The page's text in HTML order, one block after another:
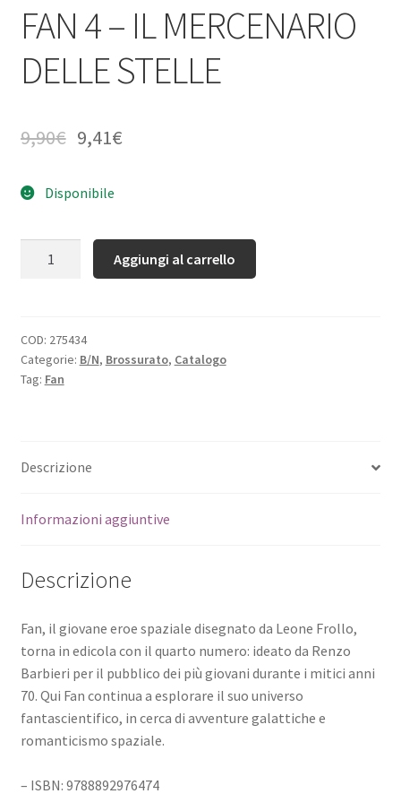
FAN 4 – IL MERCENARIO
DELLE STELLE
9,90€ 9,41€
Disponibile
Aggiungi al carrello
COD: 275434
Categorie: B/N, Brossurato, Catalogo
Tag: Fan
Descrizione
Informazioni aggiuntive
Descrizione
Fan, il giovane eroe spaziale disegnato da Leone Frollo,
torna in edicola con il quarto numero: ideato da Renzo
Barbieri per il pubblico dei più giovani durante i mitici anni
70. Qui Fan continua a esplorare il suo universo
fantascientifico, in cerca di avventure galattiche e
romanticismo spaziale.
– ISBN: 9788892976474